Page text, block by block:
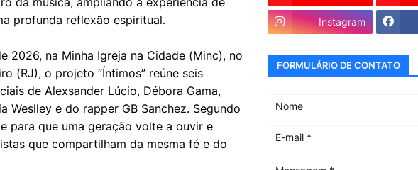
profunda reflexão espiritual.
2026, na Minha Igreja na Cidade (Minc), no
(RJ), o projeto “Íntimos” reúne seis
de Alexsander Lúcio, Débora Gama,
Weslley e do rapper GB Sanchez. Segundo
para que uma geração volte a ouvir e
que compartilham da mesma fé e do
Instagram
FORMULÁRIO DE CONTATO